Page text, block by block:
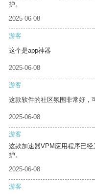
护。
2025-06-08
游客
这个是app神器
2025-06-08
游客
这款软件的社区氛围非常好，
2025-06-08
游客
这款加速器VPM应用程序已
护。
2025-06-08
游客